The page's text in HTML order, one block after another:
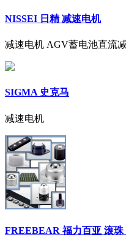
NISSEI 日精 减速电机
减速电机 AGV蓄电池直流
SIGMA 史克马
减速电机
FREEBEAR 福力百亚 滚珠